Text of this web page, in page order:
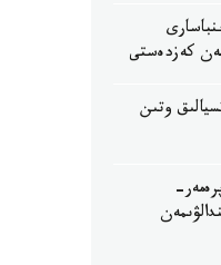
كەزدەستى
وتىن